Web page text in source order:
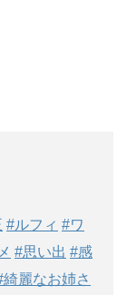
#ルフィ #ワ
#思い出 #感
綺麗なお姉さ